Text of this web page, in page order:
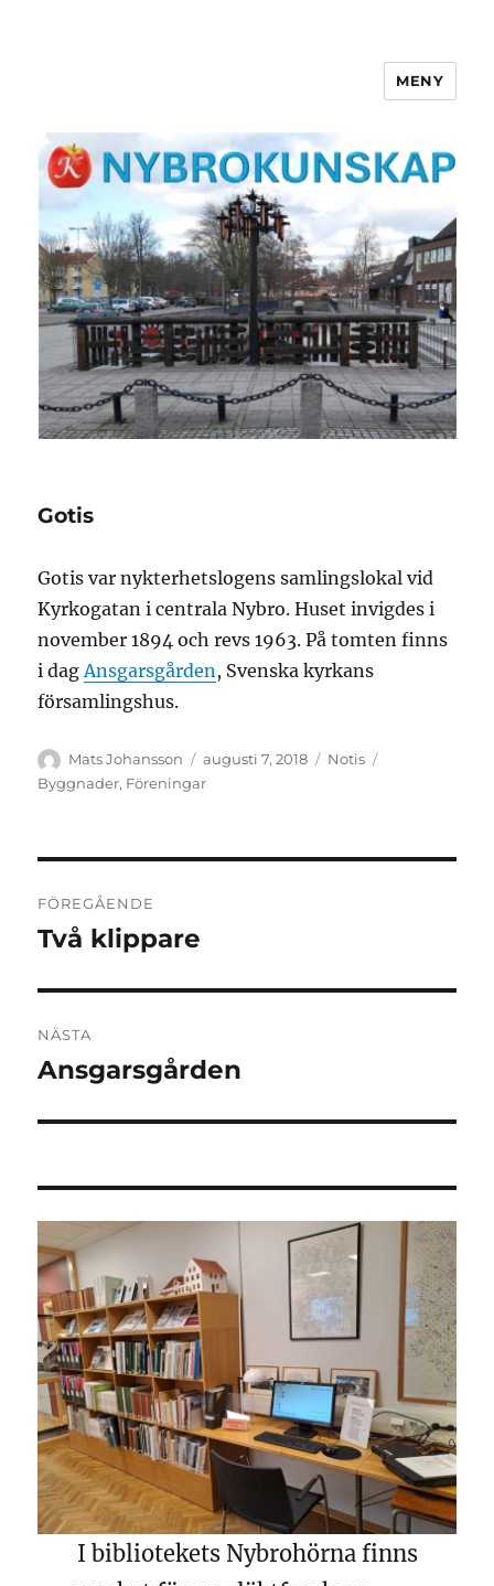
MENY
Gotis
Gotis var nykterhetslogens samlingslokal vid
Kyrkogatan i centrala Nybro. Huset invigdes i
november 1894 och revs 1963. På tomten finns
i dagAnsgarsgården, Svenska kyrkans
församlingshus.
Författare
Mats Johansson
Publicerat
den
augusti 7, 2018 Format
Notis
Byggnader, Föreningar
FÖREGÅENDE
Föregående
Två klippare
NÄSTA
Nästa
Ansgarsgården
I bibliotekets Nybrohörna finns